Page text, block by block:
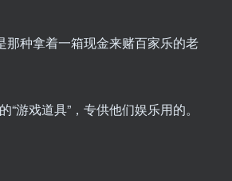
种拿着一箱现金来赌百家乐的老
游戏道具”，专供他们娱乐用的。